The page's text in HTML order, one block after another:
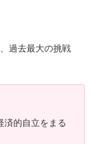
過去最大の挑戦
済的自立をまる